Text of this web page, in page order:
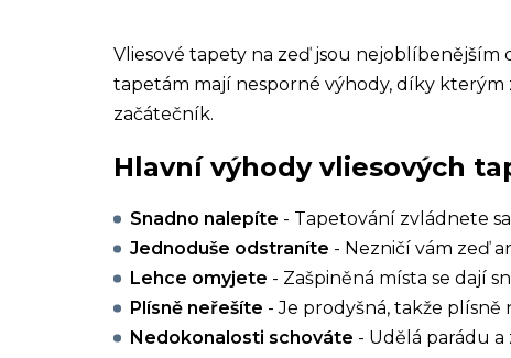
Vliesové tapety na zeď jsou
tapetám mají nesporné výhody, díky
začátečník.
Hlavní výhody vliesových
Snadno nalepíte - Tapetování zvládnete
Jednoduše odstraníte - Nezničí vám zeď
Lehce omyjete - Zašpiněná místa se dají
Plísně neřešíte - Je prodyšná, takže plísně
Nedokonalosti schováte - Udělá parádu